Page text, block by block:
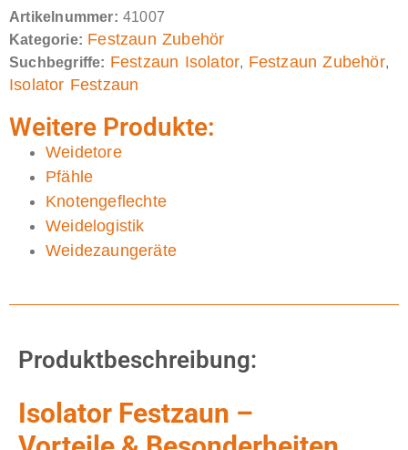
Artikelnummer: 41007
Kategorie: Festzaun Zubehör
Suchbegriffe: Festzaun Isolator, Festzaun Zubehör,
Isolator Festzaun
Weitere Produkte:
Weidetore
Pfähle
Knotengeflechte
Weidelogistik
Weidezaungeräte
Produktbeschreibung:
Isolator Festzaun –